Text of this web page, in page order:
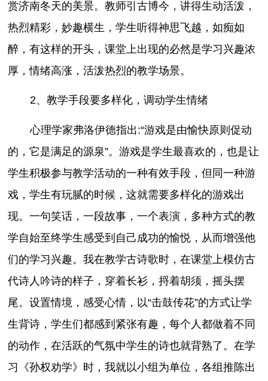
赏济南冬天的美景。教师引古博今，讲得生动活泼，
热烈精彩，妙趣横生，学生听得神思飞越，如痴如
醉，有这样的开头，课堂上出现的必然是学习兴趣浓
厚，情绪高涨，活泼热烈的教学场景。
2、教学手段要多样化，调动学生情绪
心理学家弗洛伊德指出:“游戏是由愉快原则促动
的，它是满足的源泉”。游戏是学生最喜欢的，也是让
学生积极参与教学活动的一种有效手段，但同一种游
戏，学生有玩腻的时候，这就需要多样化的游戏出
现。一句笑话，一段故事，一个表演，多种方式的教
学自始至终学生感受到自己成功的愉悦，从而增强他
们的学习兴趣。我在教学古诗歌时，在课堂上模仿古
代诗人吟诗的样子，穿着长衫，捋着胡须，摇头摆
尾。设置情境，感受心情，以“击鼓传花”的方式让学
生背诗，学生们都感到紧张有趣，每个人都做着不同
的动作，在活跃的气氛中学生的诗也就背熟了。在学
习《孙权劝学》时，我就以小组为单位，各组推陈出